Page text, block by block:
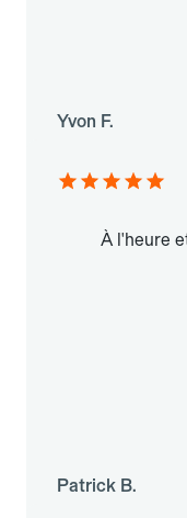
Yvon F.
À l'heure
Patrick B.